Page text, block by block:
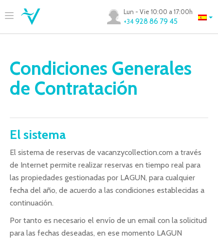
Lun - Vie 10:00 a 17:00h
+34 928 86 79 45
Condiciones Generales
de Contratación
El sistema
El sistema de reservas de vacanzycollection.com a través
de Internet permite realizar reservas en tiempo real para
las propiedades gestionadas por LAGUN, para cualquier
fecha del año, de acuerdo a las condiciones establecidas a
continuación.
Por tanto es necesario el envío de un email con la solicitud
para las fechas deseadas, en ese momento LAGUN